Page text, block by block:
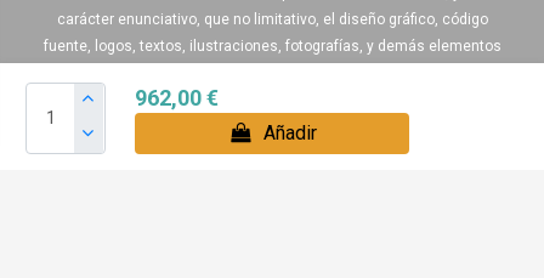
962,00 €
Añadir
carácter enunciativo, que no limitativo, el diseño gráfico, código
fuente, logos, textos, ilustraciones, fotografías, y demás elementos
Igualmente algunos de nuestros productos pueden diferir del
producto real , ya que algunas de las imágenes son recreaciones